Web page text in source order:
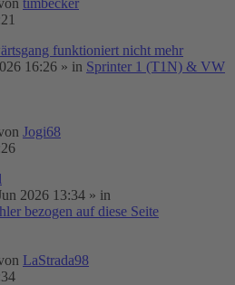
timbecker
funktioniert nicht mehr
16:26 » in Sprinter 1 (T1N) & VW
Jogi68
2026 13:34 » in
bezogen auf diese Seite
LaStrada98